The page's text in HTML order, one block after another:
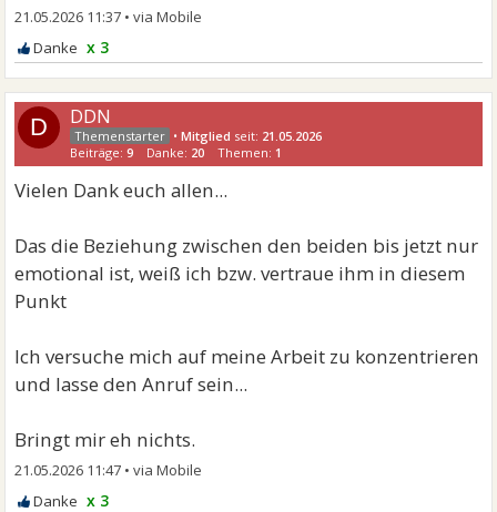
21.05.2026 11:37 •
x 3
D DDN
•Mitglied seit: 21.05.2026
Beiträge:9 Danke: 20 Themen: 1
Vielen Dank euch allen...
Das die Beziehung zwischen den beiden bis jetzt nur
emotional ist, weiß ich bzw. vertraue ihm in diesem
Punkt
Ich versuche mich auf meine Arbeit zu konzentrieren
und lasse den Anruf sein...
Bringt mir eh nichts.
21.05.2026 11:47 •
x 3